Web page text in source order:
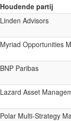
Houdende partij
Linden Advisors
Myriad Opportunities
BNP Paribas
Lazard Asset
Polar Multi-Strategy